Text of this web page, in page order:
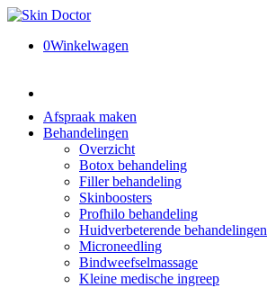
0Winkelwagen
Afspraak maken
Behandelingen
Overzicht
Botox behandeling
Filler behandeling
Skinboosters
Profhilo behandeling
Huidverbeterende behandelingen
Microneedling
Bindweefselmassage
Kleine medische ingreep